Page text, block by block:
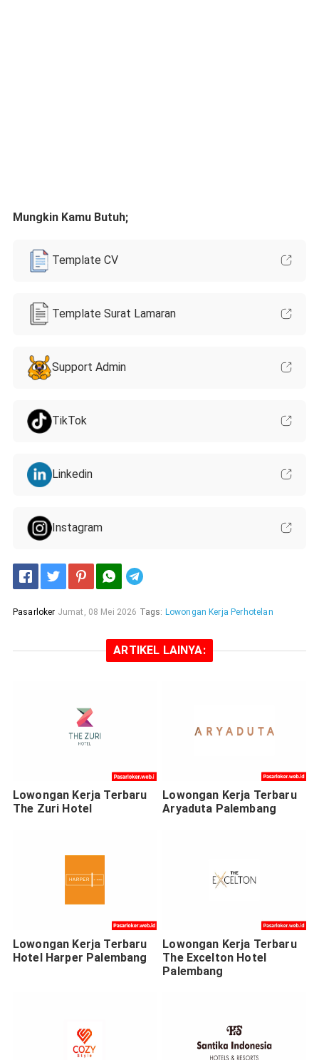
Mungkin Kamu Butuh;
Template CV
Template Surat Lamaran
Support Admin
TikTok
Linkedin
Instagram
Pasarloker Jumat, 08 Mei 2026 Tags: Lowongan Kerja Perhotelan
ARTIKEL LAINYA:
Lowongan Kerja Terbaru
The Zuri Hotel
Lowongan Kerja Terbaru
Aryaduta Palembang
Lowongan Kerja Terbaru
Hotel Harper Palembang
Lowongan Kerja Terbaru
The Excelton Hotel
Palembang